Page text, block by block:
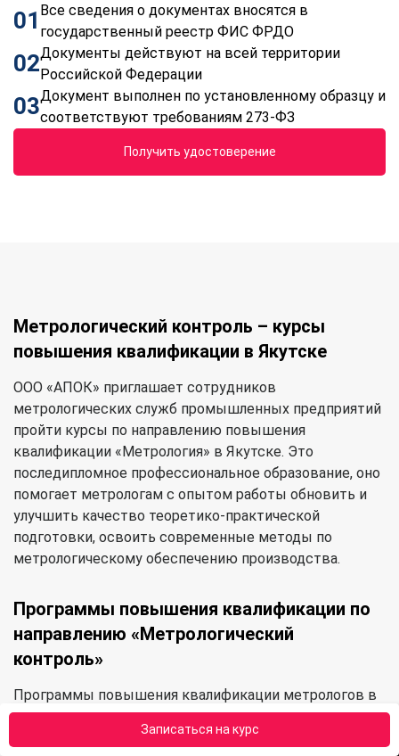
Записаться на курс
01 Все сведения о документах вносятся в
государственный реестр ФИС ФРДО
02Документы действуют на всей территории
Российской Федерации
03Документ выполнен по установленному образцу и
соответствуют требованиям 273-ФЗ
Получить удостоверение
Метрологический контроль – курсы
повышения квалификации в Якутске
ООО «АПОК» приглашает сотрудников
метрологических служб промышленных предприятий
пройти курсы по направлению повышения
квалификации «Метрология» в Якутске. Это
последипломное профессиональное образование, оно
помогает метрологам с опытом работы обновить и
улучшить качество теоретико-практической
подготовки, освоить современные методы по
метрологическому обеспечению производства.
Программы повышения квалификации по
направлению «Метрологический
контроль»
Программы повышения квалификации метрологов в
АПОК направлены на совершенствование и
приобретение новых профессиональных компетенций